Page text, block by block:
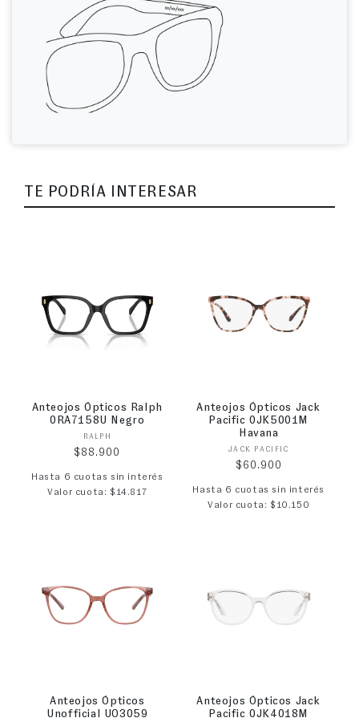
TE PODRÍA INTERESAR
Anteojos Ópticos Ralph
0RA7158U Negro
Proveedor:
RALPH
Precio habitual
$88.900
Hasta 6 cuotas sin interés
Valor cuota: $14.817
Anteojos Ópticos Jack
Pacific 0JK5001M
Havana
Proveedor:
JACK PACIFIC
Precio habitual
$60.900
Hasta 6 cuotas sin interés
Valor cuota: $10.150
Anteojos Ópticos
Unofficial UO3059
Anteojos Ópticos Jack
Pacific 0JK4018M